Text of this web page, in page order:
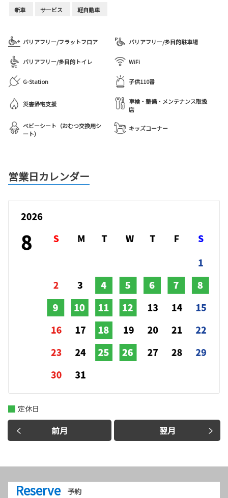
新車 サービス 軽自動車
バリアフリー/フラットフロア バリアフリー/多目的駐車場
バリアフリー/多目的トイレ WiFi
G-Station 子供110番
災害帰宅支援
車検・整備・メンテナンス取扱
店
ベビーシート（おむつ交換用シ
ート）
キッズコーナー
営業日カレンダー
前月 翌月
定休日
Reserve 予約